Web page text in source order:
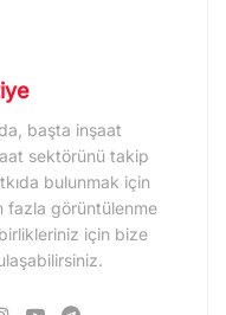
başta inşaat
sektörünü takip
bulunmak için
fazla görüntülenme
için bize